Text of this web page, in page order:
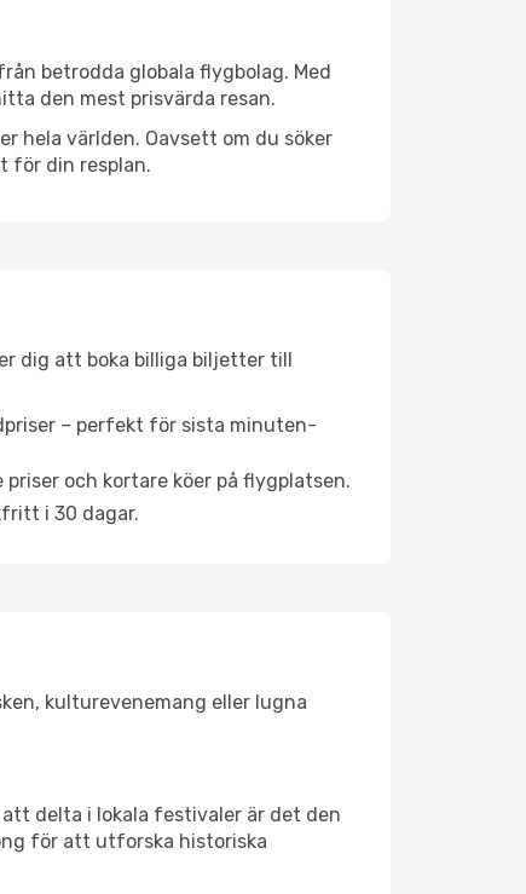
betrodda globala flygbolag. Med
den mest prisvärda resan.
hela världen. Oavsett om du söker
för din resplan.
dig att boka billiga biljetter till
– perfekt för sista minuten-
och kortare köer på flygplatsen.
i 30 dagar.
kulturevenemang eller lugna
delta i lokala festivaler är det den
för att utforska historiska